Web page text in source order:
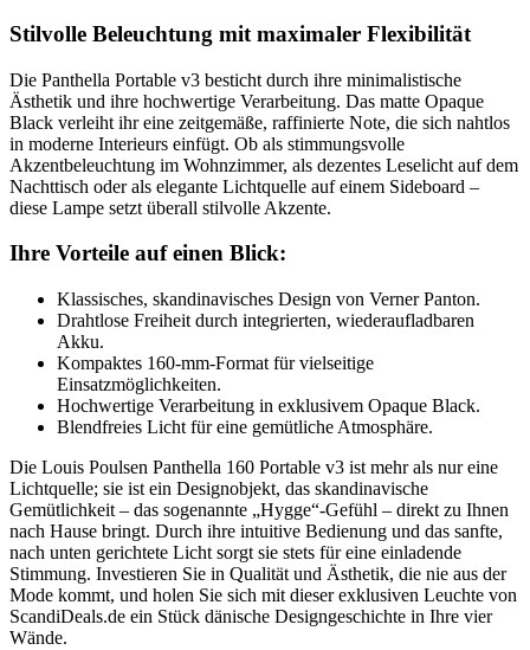
Stilvolle Beleuchtung mit maximaler Flexibilität
Die Panthella Portable v3 besticht durch ihre minimalistische
Ästhetik und ihre hochwertige Verarbeitung. Das matte Opaque
Black verleiht ihr eine zeitgemäße, raffinierte Note, die sich nahtlos
in moderne Interieurs einfügt. Ob als stimmungsvolle
Akzentbeleuchtung im Wohnzimmer, als dezentes Leselicht auf dem
Nachttisch oder als elegante Lichtquelle auf einem Sideboard –
diese Lampe setzt überall stilvolle Akzente.
Ihre Vorteile auf einen Blick:
Klassisches, skandinavisches Design von Verner Panton.
Drahtlose Freiheit durch integrierten, wiederaufladbaren
Akku.
Kompaktes 160-mm-Format für vielseitige
Einsatzmöglichkeiten.
Hochwertige Verarbeitung in exklusivem Opaque Black.
Blendfreies Licht für eine gemütliche Atmosphäre.
Die Louis Poulsen Panthella 160 Portable v3 ist mehr als nur eine
Lichtquelle; sie ist ein Designobjekt, das skandinavische
Gemütlichkeit – das sogenannte „Hygge“-Gefühl – direkt zu Ihnen
nach Hause bringt. Durch ihre intuitive Bedienung und das sanfte,
nach unten gerichtete Licht sorgt sie stets für eine einladende
Stimmung. Investieren Sie in Qualität und Ästhetik, die nie aus der
Mode kommt, und holen Sie sich mit dieser exklusiven Leuchte von
ScandiDeals.de ein Stück dänische Designgeschichte in Ihre vier
Wände.